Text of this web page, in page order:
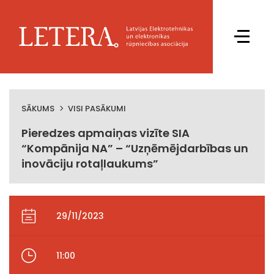
SĀKUMS VISI PASĀKUMI
Pieredzes apmaiņas vizīte SIA
“Kompānija NA” – “Uzņēmējdarbības un
inovāciju rotaļlaukums”
29/11/2023
11:00